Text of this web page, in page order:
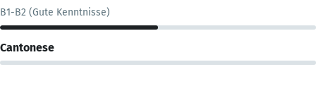
B1-B2 (Gute Kenntnisse)
Cantonese